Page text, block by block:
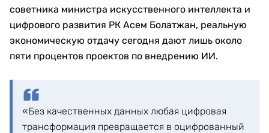
советника министра искусственного интеллекта и
цифрового развития РК Асем Болатжан, реальную
экономическую отдачу сегодня дают лишь около
пяти процентов проектов по внедрению ИИ.
«Без качественных данных любая цифровая
трансформация превращается в оцифрованный